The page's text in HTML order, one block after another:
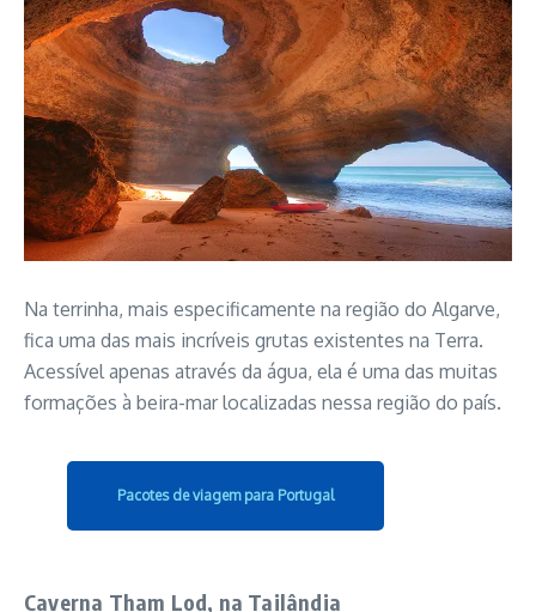
Na terrinha, mais especificamente na região do Algarve,
fica uma das mais incríveis grutas existentes na Terra.
Acessível apenas através da água, ela é uma das muitas
formações à beira-mar localizadas nessa região do país.
Pacotes de viagem para Portugal
Caverna Tham Lod, na Tailândia